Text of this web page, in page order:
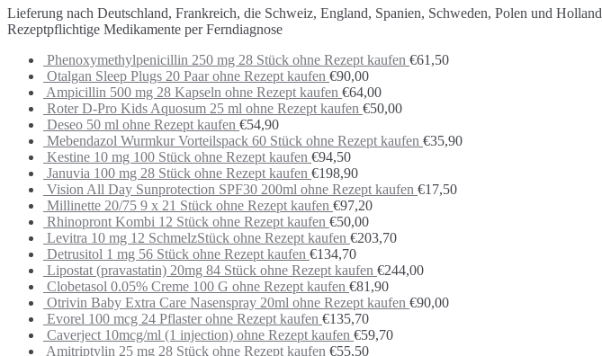
Lieferung nach Deutschland, Frankreich, die Schweiz, England, Spanien, Schweden, Polen und Holland
Rezeptpflichtige Medikamente per Ferndiagnose
Phenoxymethylpenicillin 250 mg 28 Stück ohne Rezept kaufen €61,50
Otalgan Sleep Plugs 20 Paar ohne Rezept kaufen €90,00
Ampicillin 500 mg 28 Kapseln ohne Rezept kaufen €64,00
Roter D-Pro Kids Aquosum 25 ml ohne Rezept kaufen €50,00
Deseo 50 ml ohne Rezept kaufen €54,90
Mebendazol Wurmkur Vorteilspack 60 Stück ohne Rezept kaufen €35,90
Kestine 10 mg 100 Stück ohne Rezept kaufen €94,50
Januvia 100 mg 28 Stück ohne Rezept kaufen €198,90
Vision All Day Sunprotection SPF30 200ml ohne Rezept kaufen €17,50
Millinette 20/75 9 x 21 Stück ohne Rezept kaufen €97,20
Rhinopront Kombi 12 Stück ohne Rezept kaufen €50,00
Levitra 10 mg 12 SchmelzStück ohne Rezept kaufen €203,70
Detrusitol 1 mg 56 Stück ohne Rezept kaufen €134,70
Lipostat (pravastatin) 20mg 84 Stück ohne Rezept kaufen €244,00
Clobetasol 0.05% Creme 100 G ohne Rezept kaufen €81,90
Otrivin Baby Extra Care Nasenspray 20ml ohne Rezept kaufen €90,00
Evorel 100 mcg 24 Pflaster ohne Rezept kaufen €135,70
Caverject 10mcg/ml (1 injection) ohne Rezept kaufen €59,70
Amitriptylin 25 mg 28 Stück ohne Rezept kaufen €55,50